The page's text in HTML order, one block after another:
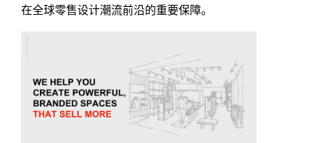
在全球零售设计潮流前沿的重要保障。